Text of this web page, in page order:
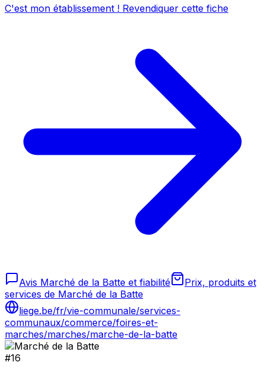
C'est mon établissement ! Revendiquer cette fiche
Avis Marché de la Batte et fiabilité
Prix, produits et
services de Marché de la Batte
liege.be/fr/vie-communale/services-
communaux/commerce/foires-et-
marches/marches/marche-de-la-batte
#16